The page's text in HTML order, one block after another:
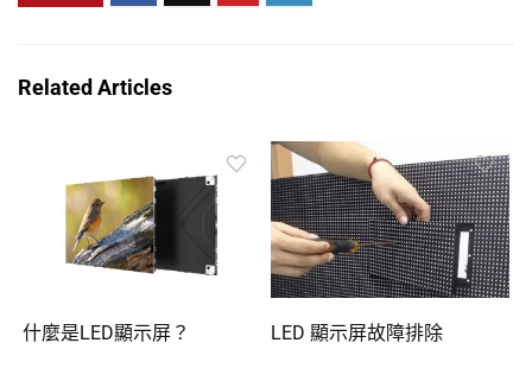
Related Articles
什麼是LED顯示屏？ LED 顯示屏故障排除